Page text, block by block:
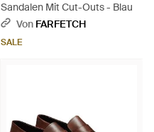
Sandalen Mit Cut-Outs - Blau
Von FARFETCH
SALE